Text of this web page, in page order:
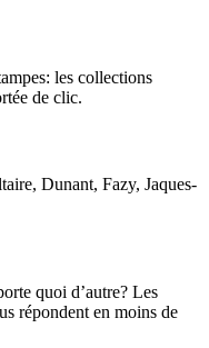
les collections
de clic.
Dunant, Fazy, Jaques-
quoi d’autre? Les
répondent en moins de